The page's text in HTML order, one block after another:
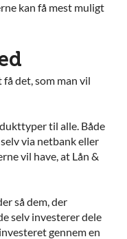
kan få mest muligt
det, som man vil
til alle. Både
via netbank eller
vil have, at Lån &
så dem, der
selv investerer dele
gennem en